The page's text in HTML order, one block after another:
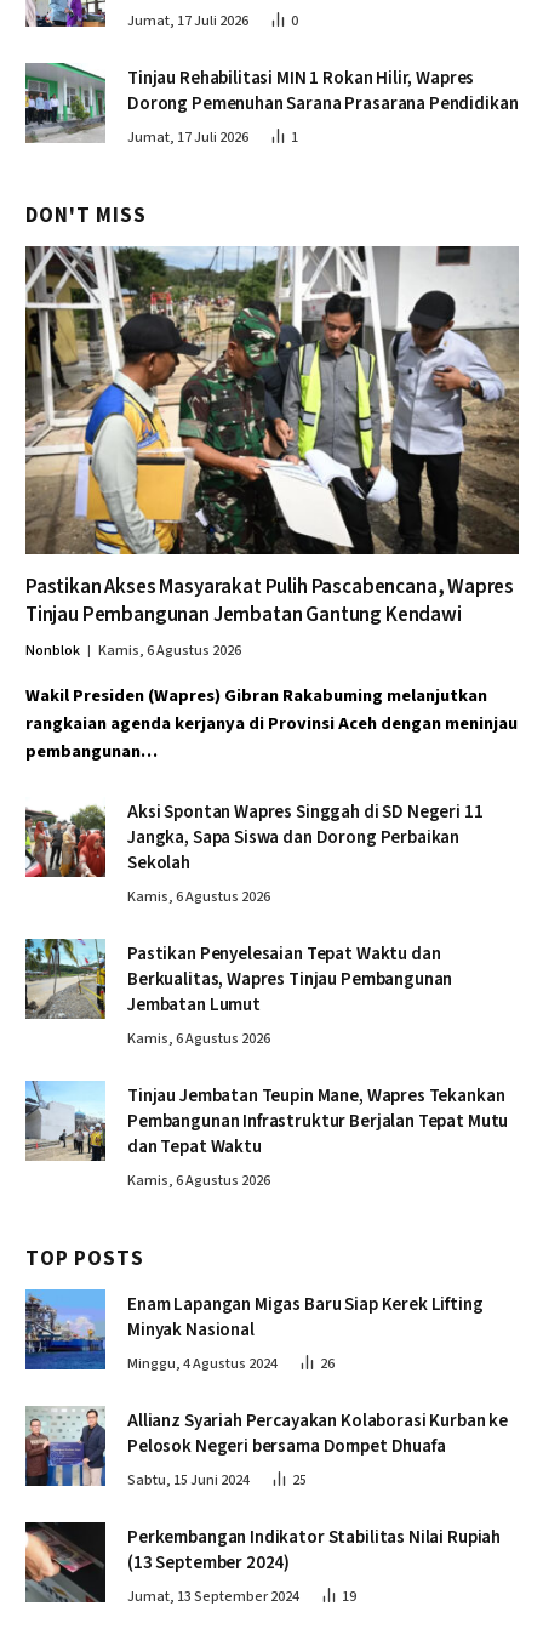
Jumat, 17 Juli 2026 0
Tinjau Rehabilitasi MIN 1 Rokan Hilir, Wapres
Dorong Pemenuhan Sarana Prasarana Pendidikan
Jumat, 17 Juli 2026 1
DON'T MISS
Pastikan Akses Masyarakat Pulih Pascabencana, Wapres
Tinjau Pembangunan Jembatan Gantung Kendawi
Nonblok Kamis, 6 Agustus 2026
Wakil Presiden (Wapres) Gibran Rakabuming melanjutkan
rangkaian agenda kerjanya di Provinsi Aceh dengan meninjau
pembangunan…
Aksi Spontan Wapres Singgah di SD Negeri 11
Jangka, Sapa Siswa dan Dorong Perbaikan
Sekolah
Kamis, 6 Agustus 2026
Pastikan Penyelesaian Tepat Waktu dan
Berkualitas, Wapres Tinjau Pembangunan
Jembatan Lumut
Kamis, 6 Agustus 2026
Tinjau Jembatan Teupin Mane, Wapres Tekankan
Pembangunan Infrastruktur Berjalan Tepat Mutu
dan Tepat Waktu
Kamis, 6 Agustus 2026
TOP POSTS
Enam Lapangan Migas Baru Siap Kerek Lifting
Minyak Nasional
Minggu, 4 Agustus 2024 26
Allianz Syariah Percayakan Kolaborasi Kurban ke
Pelosok Negeri bersama Dompet Dhuafa
Sabtu, 15 Juni 2024 25
Perkembangan Indikator Stabilitas Nilai Rupiah
(13 September 2024)
Jumat, 13 September 2024 19